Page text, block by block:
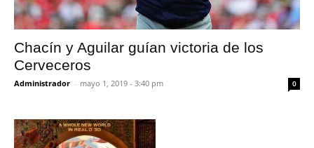
Chacín y Aguilar guían victoria de los
Cerveceros
Administrador - mayo 1, 2019 - 3:40 pm 0